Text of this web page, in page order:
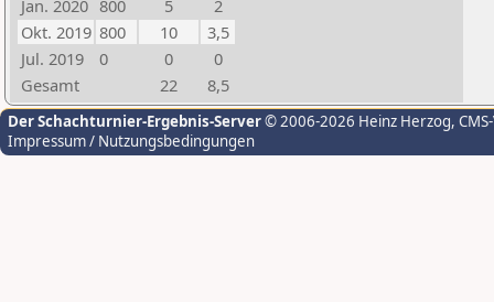
Jan. 2020 800 5
2
Okt. 2019 800 10
3,5
Jul. 2019
0 0
0
Gesamt
22 8,5
Der Schachturnier-Ergebnis-Server© 2006-2026 Heinz Herzog,
Impressum / Nutzungsbedingungen